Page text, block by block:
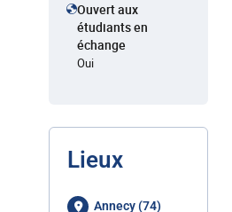
Ouvert aux
étudiants en
échange
Oui
Lieux
Annecy (74)